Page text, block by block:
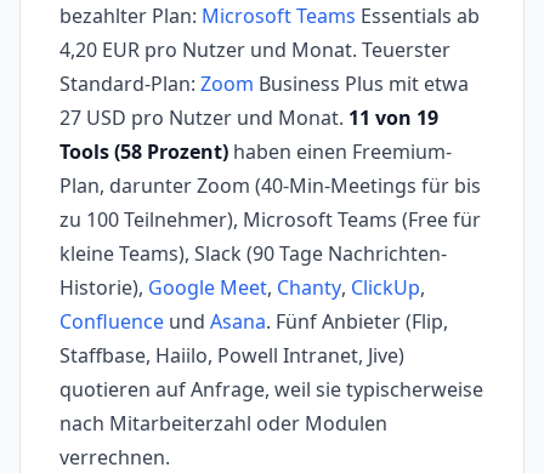
bezahlter Plan: Microsoft Teams Essentials ab
4,20 EUR pro Nutzer und Monat. Teuerster
Standard-Plan: Zoom Business Plus mit etwa
27 USD pro Nutzer und Monat. 11 von 19
Tools (58 Prozent) haben einen Freemium-
Plan, darunter Zoom (40-Min-Meetings für bis
zu 100 Teilnehmer), Microsoft Teams (Free für
kleine Teams), Slack (90 Tage Nachrichten-
Historie), Google Meet, Chanty, ClickUp,
Confluence und Asana. Fünf Anbieter (Flip,
Staffbase, Haiilo, Powell Intranet, Jive)
quotieren auf Anfrage, weil sie typischerweise
nach Mitarbeiterzahl oder Modulen
verrechnen.